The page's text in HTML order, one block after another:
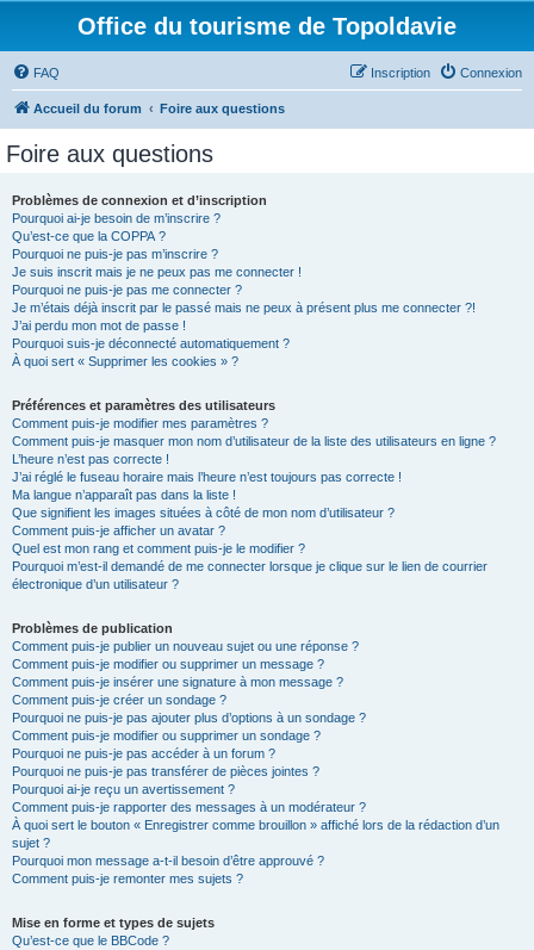
Office du tourisme de Topoldavie
FAQ Connexion
Inscription
Accueil du forum Foire aux questions
Foire aux questions
Problèmes de connexion et d’inscription
Pourquoi ai-je besoin de m’inscrire ?
Qu’est-ce que la COPPA ?
Pourquoi ne puis-je pas m’inscrire ?
Je suis inscrit mais je ne peux pas me connecter !
Pourquoi ne puis-je pas me connecter ?
Je m’étais déjà inscrit par le passé mais ne peux à présent plus me connecter ?!
J’ai perdu mon mot de passe !
Pourquoi suis-je déconnecté automatiquement ?
À quoi sert « Supprimer les cookies » ?
Préférences et paramètres des utilisateurs
Comment puis-je modifier mes paramètres ?
Comment puis-je masquer mon nom d’utilisateur de la liste des utilisateurs en ligne ?
L’heure n’est pas correcte !
J’ai réglé le fuseau horaire mais l’heure n’est toujours pas correcte !
Ma langue n’apparaît pas dans la liste !
Que signifient les images situées à côté de mon nom d’utilisateur ?
Comment puis-je afficher un avatar ?
Quel est mon rang et comment puis-je le modifier ?
Pourquoi m’est-il demandé de me connecter lorsque je clique sur le lien de courrier
électronique d’un utilisateur ?
Problèmes de publication
Comment puis-je publier un nouveau sujet ou une réponse ?
Comment puis-je modifier ou supprimer un message ?
Comment puis-je insérer une signature à mon message ?
Comment puis-je créer un sondage ?
Pourquoi ne puis-je pas ajouter plus d’options à un sondage ?
Comment puis-je modifier ou supprimer un sondage ?
Pourquoi ne puis-je pas accéder à un forum ?
Pourquoi ne puis-je pas transférer de pièces jointes ?
Pourquoi ai-je reçu un avertissement ?
Comment puis-je rapporter des messages à un modérateur ?
À quoi sert le bouton « Enregistrer comme brouillon » affiché lors de la rédaction d’un
sujet ?
Pourquoi mon message a-t-il besoin d’être approuvé ?
Comment puis-je remonter mes sujets ?
Mise en forme et types de sujets
Qu’est-ce que le BBCode ?